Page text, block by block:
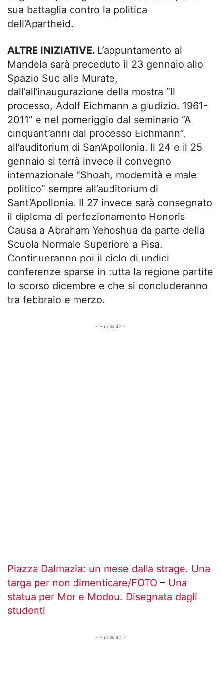
sua battaglia contro la politica
dell’Apartheid.
ALTRE INIZIATIVE. L’appuntamento al
Mandela sarà preceduto il 23 gennaio allo
Spazio Suc alle Murate,
dall’all’inaugurazione della mostra “Il
processo, Adolf Eichmann a giudizio. 1961-
2011” e nel pomeriggio dal seminario “A
cinquant’anni dal processo Eichmann”,
all’auditorium di San’Apollonia. Il 24 e il 25
gennaio si terrà invece il convegno
internazionale “Shoah, modernità e male
politico” sempre all’auditorium di
Sant’Apollonia. Il 27 invece sarà consegnato
il diploma di perfezionamento Honoris
Causa a Abraham Yehoshua da parte della
Scuola Normale Superiore a Pisa.
Continueranno poi il ciclo di undici
conferenze sparse in tutta la regione partite
lo scorso dicembre e che si concluderanno
tra febbraio e merzo.
- Pubblicità -
Piazza Dalmazia: un mese dalla strage. Una
targa per non dimenticare/FOTO – Una
statua per Mor e Modou. Disegnata dagli
studenti
- Pubblicità -